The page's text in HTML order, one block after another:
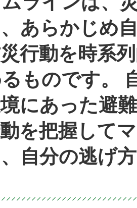
あらかじめ
行動を時系
ものです。
にあった避
を把握して
自分の逃げ